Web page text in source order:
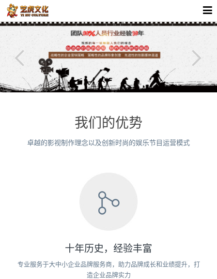
我们的优势
卓越的影视制作理念以及创新时尚的娱乐节目运营模式
十年历史，经验丰富
专业服务于大中小企业品牌服务商，助力品牌成长和业绩提升，打
造企业品牌实力